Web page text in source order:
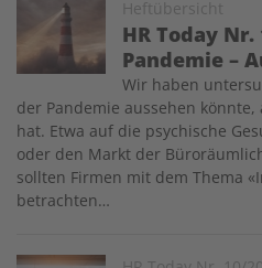
Heftübersicht
HR Today
Pandemie –
Image
Wir haben
der Pandemie aussehen
hat. Etwa auf die psychische
oder den Markt der
sollten Firmen mit dem Thema
betrachten…